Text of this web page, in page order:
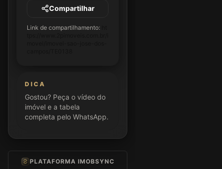
Compartilhar
Link de compartilhamento:
DICA
Gostou? Peça o vídeo do
imóvel e a tabela
completa pelo WhatsApp.
PLATAFORMA IMOBSYNC